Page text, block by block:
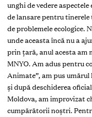
unghi de vedere
de lansare pentru
de problemele ecologice.
unde aceasta încă nu a
prin țară, anul acesta am
MNYO. Am adus pentru
Animate”, am pus
și după deschiderea
Moldova, am improvizat
cumpărătorii noștri.